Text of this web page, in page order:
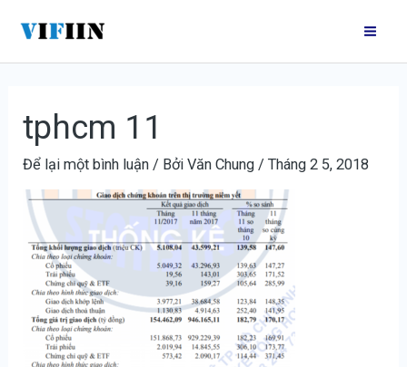
nội
tphcm 11
Để lại một bình luận / BởiVăn Chung /Tháng 2 5, 2018
hướng
bài